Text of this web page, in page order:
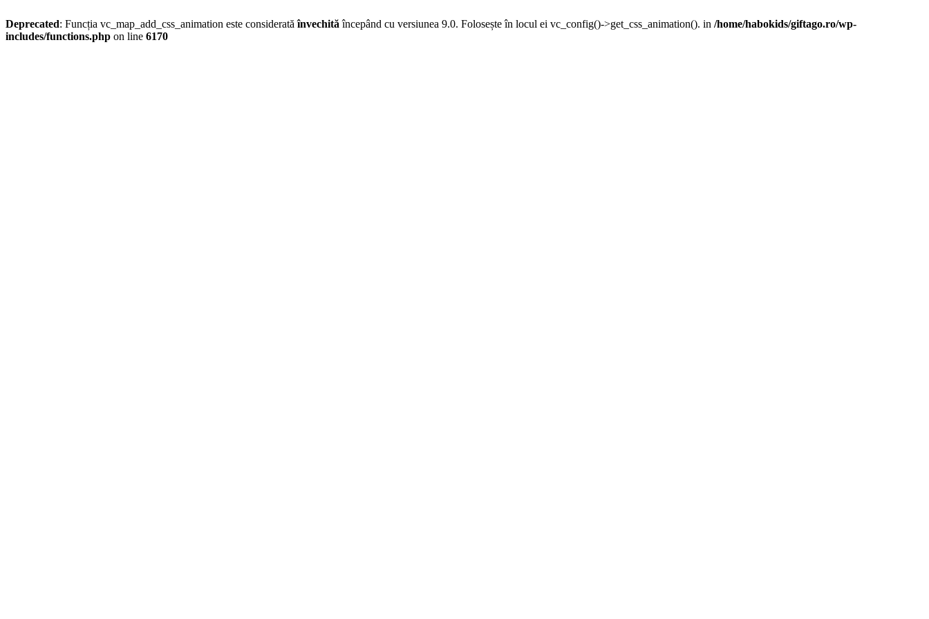
Deprecated: Funcția vc_map_add_css_animation este consideratăînvechită începând cu versiunea 9.0. Folosește în locul ei vc_config()->get_css_animation(). in /home/habokids/giftago.ro/wp-
includes/functions.php on line 6170